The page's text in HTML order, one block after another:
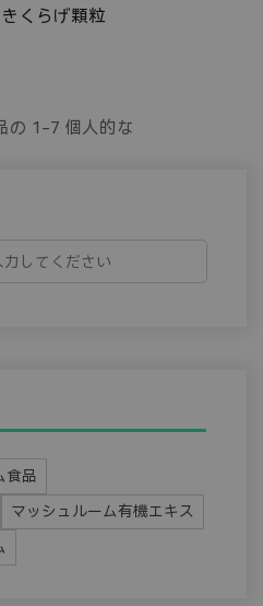
食品
マッシュルーム有機エキス
くらげ顆粒
の 1-7 個人的な